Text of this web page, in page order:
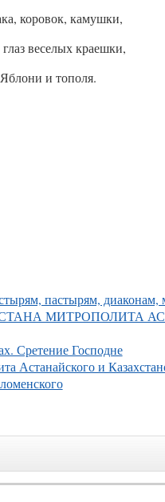
коровок, камушки,
веселых краешки,
Яблони и тополя.
пастырям,
МИТРОПОЛИТА
Сретение Господне
Астанайского и